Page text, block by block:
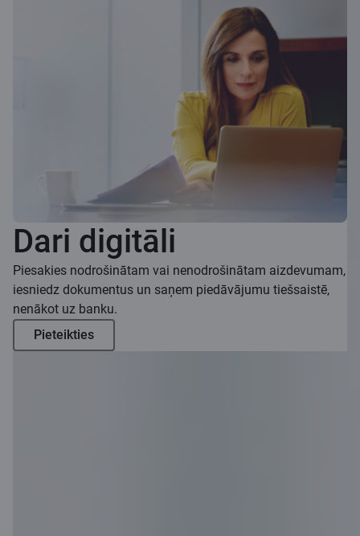
Dari digitāli
Piesakies nodrošinātam vai nenodrošinātam aizdevumam,
iesniedz dokumentus un saņem piedāvājumu tiešsaistē,
nenākot uz banku.
Pieteikties